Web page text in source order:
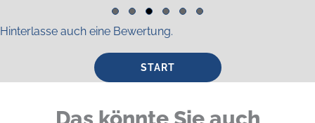
Slide group 1
Slide group 2
Slide group 3
Slide group 4
Hinterlasse auch eine Bewertung.
START